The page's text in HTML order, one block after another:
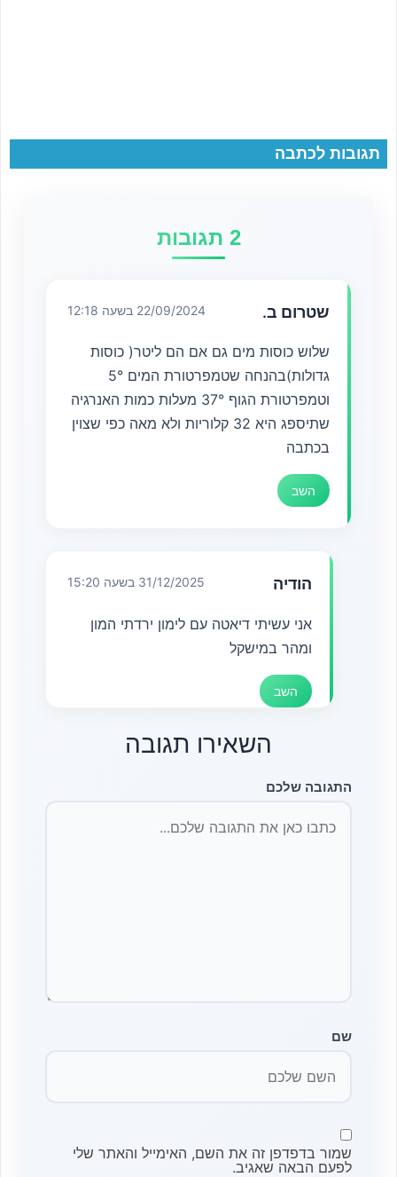
תגובות לכתבה
2 תגובות
שטרום ב. 22/09/2024 בשעה 12:18
שלוש כוסות מים גם אם הם ליטר( כוסות
גדולות)בהנחה שטמפרטורת המים 5°
וטמפרטורת הגוף 37° מעלות כמות האנרגיה
שתיספג היא 32 קלוריות ולא מאה כפי שצוין
בכתבה
השב
הודיה 31/12/2025 בשעה 15:20
אני עשיתי דיאטה עם לימון ירדתי המון
ומהר במישקל
השב
השאירו תגובה
התגובה שלכם
שם
שמור בדפדפן זה את השם, האימייל והאתר שלי
לפעם הבאה שאגיב.